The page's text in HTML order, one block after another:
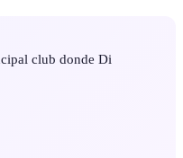
club donde Di